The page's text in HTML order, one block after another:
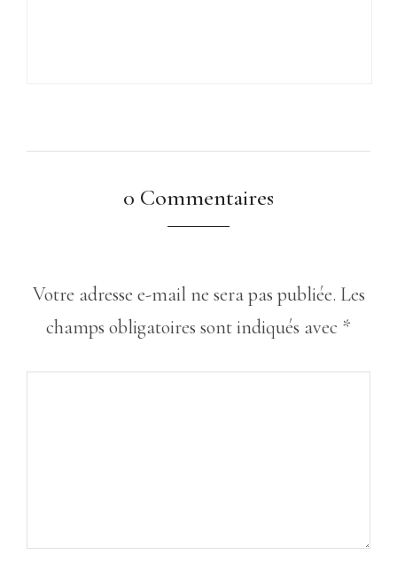
0 Commentaires
Votre adresse e-mail ne sera pas publiée. Les
champs obligatoires sont indiqués avec *